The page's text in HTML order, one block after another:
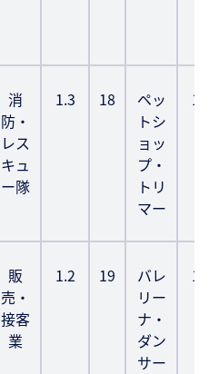
消
防・
レス
キュ
ー隊
1.3 18
ペッ
トシ
ョッ
プ・
トリ
マー
販
売・
接客
業
1.2 19
バレ
リー
ナ・
ダン
サー